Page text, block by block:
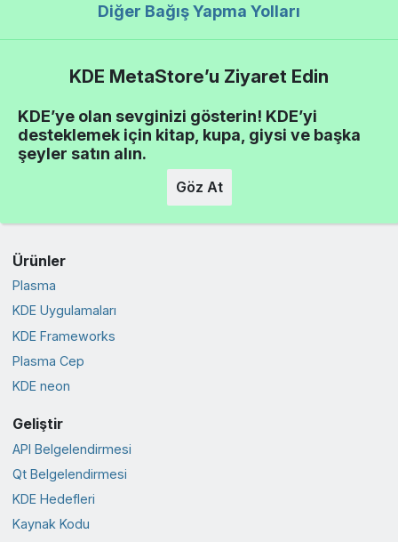
Diğer Bağış Yapma Yolları
KDE MetaStore’u Ziyaret Edin
KDE’ye olan sevginizi gösterin! KDE’yi
desteklemek için kitap, kupa, giysi ve başka
şeyler satın alın.
Göz At
Ürünler
Plasma
KDE Uygulamaları
KDE Frameworks
Plasma Cep
KDE neon
Geliştir
API Belgelendirmesi
Qt Belgelendirmesi
KDE Hedefleri
Kaynak Kodu